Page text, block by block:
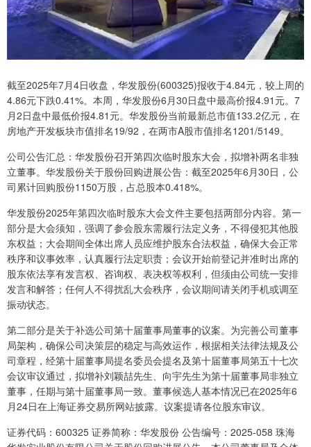
截至2025年7月4日收盘，华发股份(600325)报收于4.84元，较上周的
4.86元下跌0.41%。本周，华发股份6月30日盘中最高价报4.91元。7
月2日盘中最低价报4.81元。华发股份当前最新总市值133.2亿元，在
房地产开发板块市值排名19/92，在两市A股市值排名1201/5149。
公司公告汇总：华发股份召开第四次临时股东大会，拟增补两名非独
立董事。华发股份关于股份回购进展公告：截至2025年6月30日，公
司累计回购股份1150万股，占总股本0.418%。
华发股份2025年第四次临时股东大会文件主要包括两部分内容。第一
部分是大会须知，强调了参会股东需履行法定义务，不得侵犯其他股
东权益；大会期间全体出席人员应维护股东合法权益，确保大会正常
秩序和议事效率，认真履行法定职责；会议开始前登记并准时出席的
股东依法享有发言权、咨询权、表决权等权利，但须由公司统一安排
发言和解答；任何人不得扰乱大会秩序，会议期间请关闭手机或调至
振动状态。
第二部分是关于补选公司第十届董事局董事的议案。为完善公司董事
局架构，确保公司决策层的稳定与高效运作，根据相关法律法规及公
司章程，经第十届董事局提名委员会提名及第十届董事局第五十七次
会议审议通过，拟增补刘颖喆先生、向宇先生为第十届董事局非独立
董事，任期与第十届董事局一致。董事候选人基本情况已在2025年6
月24日在上海证券交易所网站披露。议案提请各位股东审议。
证券代码：600325 证券简称：华发股份 公告编号：2025-058 珠海